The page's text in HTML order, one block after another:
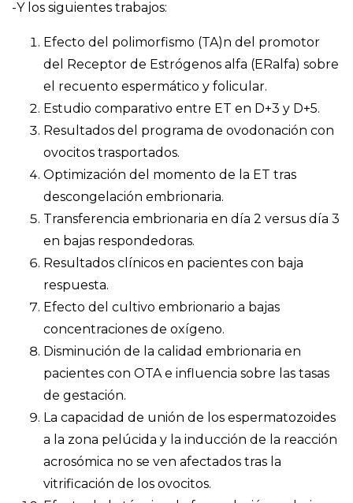
-Y los siguientes trabajos:
Efecto del polimorfismo (TA)n del promotor
del Receptor de Estrógenos alfa (ERalfa) sobre
el recuento espermático y folicular.
Estudio comparativo entre ET en D+3 y D+5.
Resultados del programa de ovodonación con
ovocitos trasportados.
Optimización del momento de la ET tras
descongelación embrionaria.
Transferencia embrionaria en día 2 versus día 3
en bajas respondedoras.
Resultados clínicos en pacientes con baja
respuesta.
Efecto del cultivo embrionario a bajas
concentraciones de oxígeno.
Disminución de la calidad embrionaria en
pacientes con OTA e influencia sobre las tasas
de gestación.
La capacidad de unión de los espermatozoides
a la zona pelúcida y la inducción de la reacción
acrosómica no se ven afectados tras la
vitrificación de los ovocitos.